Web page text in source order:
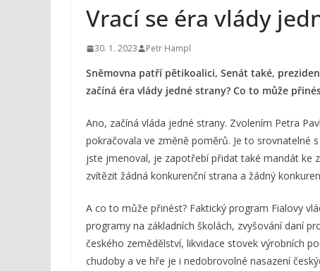
Vrací se éra vlády
30. 1. 2023 Petr Hampl
Sněmovna patří pětikoalici, Senát také,
začíná éra vlády jedné strany? Co to může
Ano, začíná vláda jedné strany. Zvolením Petra
pokračovala ve změně poměrů. Je to srovnatelné
jste jmenoval, je zapotřebí přidat také mandát ke
zvítězit žádná konkurenční strana a žádný
A co to může přinést? Faktický program Fialovy
programy na základních školách, zvyšování daní
českého zemědělství, likvidace stovek výrobních
chudoby a ve hře je i nedobrovolné nasazení